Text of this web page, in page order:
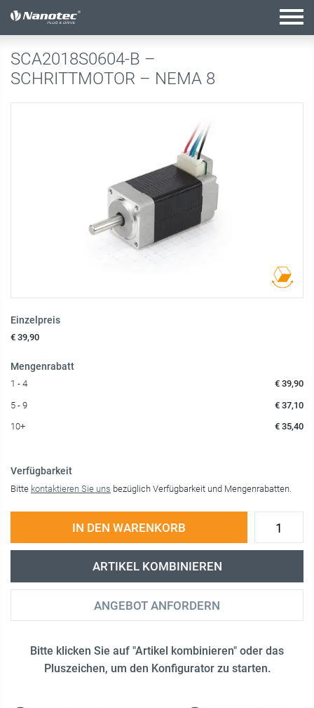
Aktive Kombination
SCA2018S0604-B –
SCHRITTMOTOR – NEMA 8
Einzelpreis
€ 39,90
Mengenrabatt
1 - 4 € 39,90
5 - 9 € 37,10
10+ € 35,40
Verfügbarkeit
Bitte kontaktieren Sie uns bezüglich Verfügbarkeit und Mengenrabatten.
IN DEN WARENKORB
ARTIKEL KOMBINIEREN
ANGEBOT ANFORDERN
Bitte klicken Sie auf "Artikel kombinieren" oder das
Pluszeichen, um den Konfigurator zu starten.